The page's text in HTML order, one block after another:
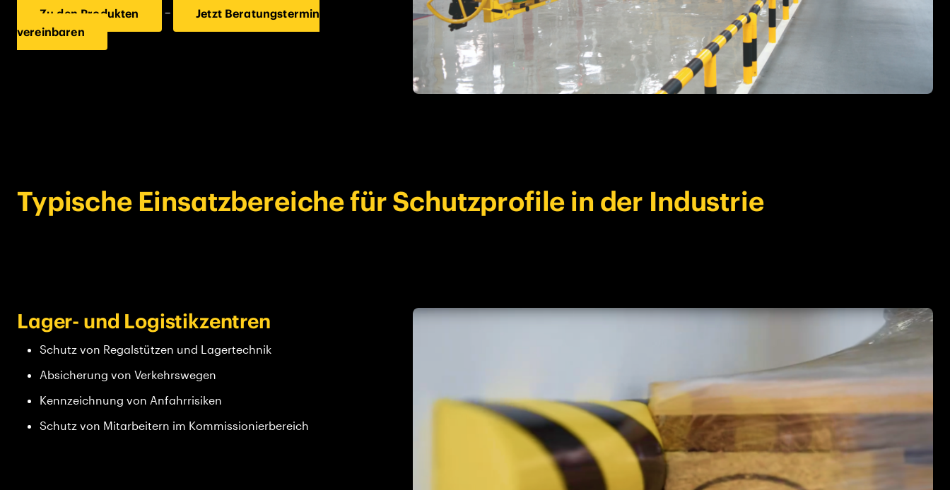
Zu den Produkten –
Jetzt Beratungstermin
vereinbaren
Typische Einsatzbereiche für Schutzprofile in der Industrie
Lager- und Logistikzentren
Schutz von Regalstützen und Lagertechnik
Absicherung von Verkehrswegen
Kennzeichnung von Anfahrrisiken
Schutz von Mitarbeitern im Kommissionierbereich